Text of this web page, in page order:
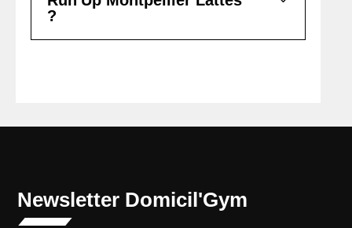
?
Newsletter Domicil'Gym